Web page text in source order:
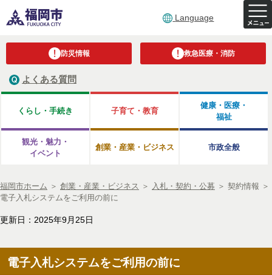
Language
防災情報 救急医療・消防
よくある質問
くらし・手続き 子育て・教育
健康・医療・
福祉
観光・魅力・
イベント
創業・産業・ビジネス 市政全般
福岡市ホーム ＞ 創業・産業・ビジネス ＞ 入札・契約・公募 ＞ 契約情報 ＞
電子入札システムをご利用の前に
更新日：2025年9月25日
電子入札システムをご利用の前に